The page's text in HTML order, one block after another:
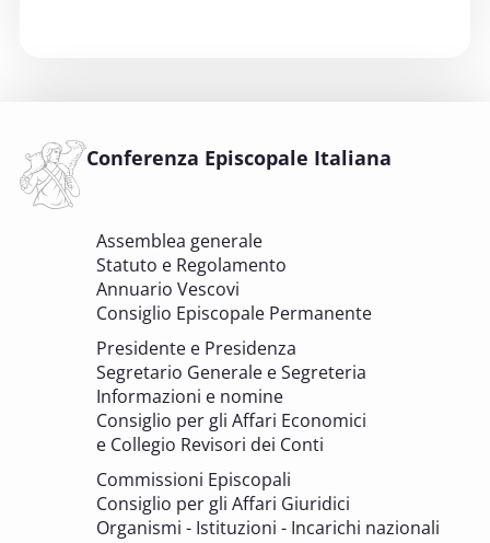
INTERVENTO A FAVORE DEI BENI CULTURALI ECCLESIASTICI E
DELL'EDILIZIA DI CULTO
Giornate di studio Associazione
Archivistica Ecclesiastica - Luoghi di
memoria. Artefici di cultura. Archivi
valorizzazione del patrimonio
BENI CULTURALI E EDILIZIA DI CULTO
7 OTTOBRE 2025
Consulta nazionale Beni culturali e Edilizia
di culto
BENI CULTURALI E EDILIZIA DI CULTO
Conferenza Episcopale Italiana
Assemblea generale
Statuto e Regolamento
Annuario Vescovi
Consiglio Episcopale Permanente
Presidente e Presidenza
Segretario Generale e Segreteria
Informazioni e nomine
Consiglio per gli Affari Economici
e Collegio Revisori dei Conti
Commissioni Episcopali
Consiglio per gli Affari Giuridici
Organismi - Istituzioni - Incarichi nazionali